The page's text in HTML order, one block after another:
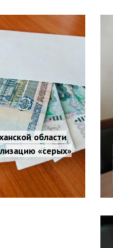
области
«серых»